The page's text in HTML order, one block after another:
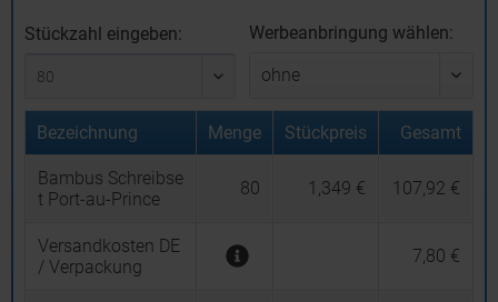
Stückzahl eingeben: Werbeanbringung wählen:
Bezeichnung Menge Stückpreis Gesamt
Bambus Schreibse
t Port-au-Prince
80 1,349 € 107,92 €
Versandkosten DE
/ Verpackung
7,80 €